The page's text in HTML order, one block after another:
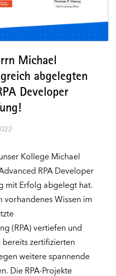
Michael
abgelegten
Developer
Kollege Michael
RPA Developer
mit Erfolg abgelegt hat.
vorhandenes Wissen im
(RPA) vertiefen und
bereits zertifizierten
weitere spannende
Die RPA-Projekte